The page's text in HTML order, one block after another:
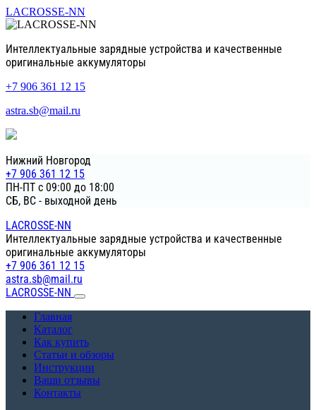
LACROSSE-NN
Интеллектуальные зарядные устройства и качественные
оригинальные аккумуляторы
+7 906 361 12 15
astra.sb@mail.ru
Нижний Новгород
+7 906 361 12 15
ПН-ПТ с 09:00 до 18:00
СБ, ВС - выходной день
LACROSSE-NN
Интеллектуальные зарядные устройства и качественные
оригинальные аккумуляторы
+7 906 361 12 15
astra.sb@mail.ru
LACROSSE-NN
Главная
Каталог
Как купить
Статьи и обзоры
Инструкции
Ваши отзывы
Контакты